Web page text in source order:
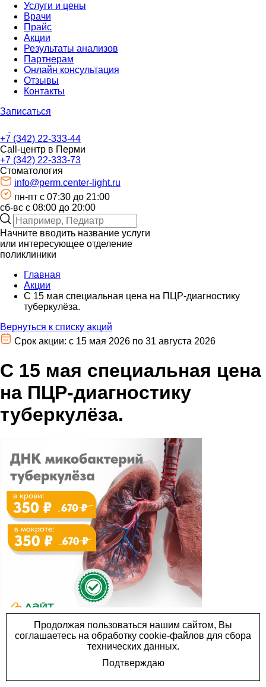
Услуги и цены
Врачи
Прайс
Акции
Результаты анализов
Партнерам
Онлайн консультация
Отзывы
Контакты
Записаться
+7 (342) 22-333-44
Call-центр в Перми
+7 (342) 22-333-73
Стоматология
info@perm.center-light.ru
пн-пт c 07:30 до 21:00
сб-вс с 08:00 до 20:00
Начните вводить название услуги
или интересующее отделение
поликлиники
Главная
Акции
С 15 мая специальная цена на ПЦР-диагностику
туберкулёза.
Вернуться к списку акций
Срок акции: c 15 мая 2026 по 31 августа 2026
С 15 мая специальная цена
на ПЦР-диагностику
туберкулёза.